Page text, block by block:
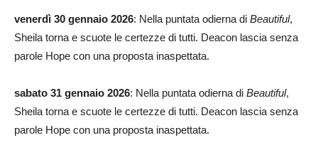
venerdì 30 gennaio 2026: Nella puntata odierna di Beautiful,
Sheila torna e scuote le certezze di tutti. Deacon lascia senza
parole Hope con una proposta inaspettata.
sabato 31 gennaio 2026: Nella puntata odierna di Beautiful,
Sheila torna e scuote le certezze di tutti. Deacon lascia senza
parole Hope con una proposta inaspettata.